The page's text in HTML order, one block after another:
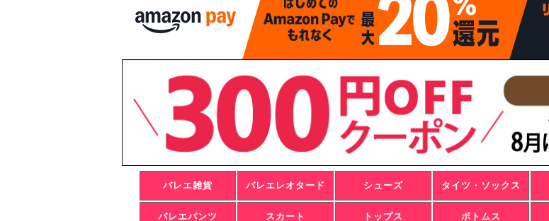
バレエ雑貨 バレエレオタード シューズ タイツ・ソックス
バレエパンツ スカート トップス ボトムス